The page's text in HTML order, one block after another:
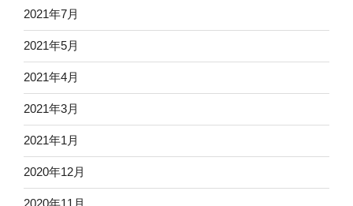
2021年7月
2021年5月
2021年4月
2021年3月
2021年1月
2020年12月